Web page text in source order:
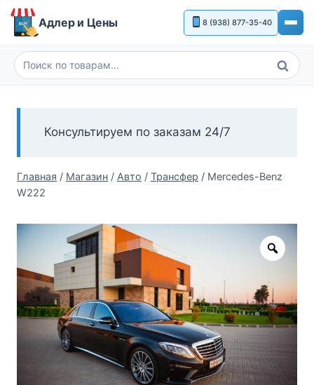
Перейти
Адлер и Цены 8 (938) 877-35-40
Искать:
Поиск
Консультируем по заказам 24/7
Главная / Магазин / Авто / Трансфер / Mercedes-Benz
W222
Zoom